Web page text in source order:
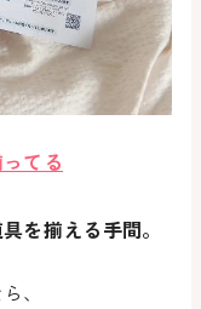
てる
を揃える手間。
、